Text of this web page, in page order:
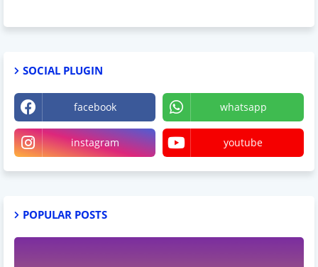
SOCIAL PLUGIN
facebook whatsapp
instagram youtube
POPULAR POSTS